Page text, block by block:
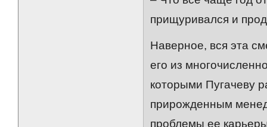
прищуривался и
Наверное, вся эта
его из
которыми Пугачеву
прирожденным
проблемы ее